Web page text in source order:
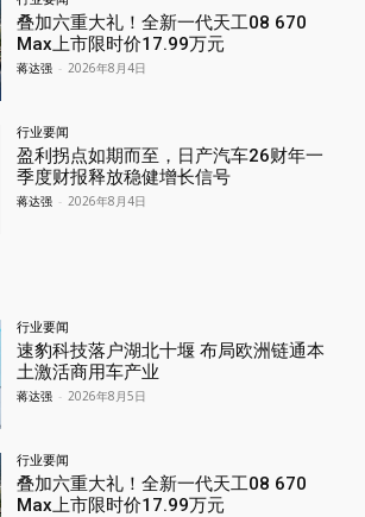
叠加六重大礼！全新一代天工08 670
Max上市限时价17.99万元
蒋达强 - 2026年8月4日
行业要闻
盈利拐点如期而至，日产汽车26财年一
季度财报释放稳健增长信号
蒋达强 - 2026年8月4日
行业要闻
速豹科技落户湖北十堰 布局欧洲链通本
土激活商用车产业
蒋达强 - 2026年8月5日
行业要闻
叠加六重大礼！全新一代天工08 670
Max上市限时价17.99万元